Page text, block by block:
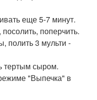
еще 5-7 минут.
поперчить.
полить 3 мульти -
тертым сыром.
"Выпечка" в